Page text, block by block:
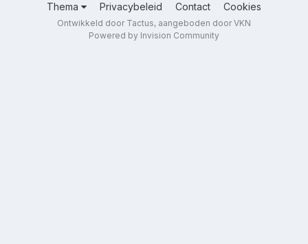
Thema Privacybeleid Contact Cookies
Ontwikkeld door Tactus, aangeboden door VKN
Powered by Invision Community